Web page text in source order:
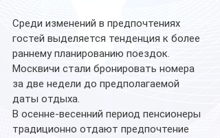
Среди изменений в предпочтениях
гостей выделяется тенденция к более
раннему планированию поездок.
Москвичи стали бронировать номера
за две недели до предполагаемой
даты отдыха.
В осенне-весенний период пенсионеры
традиционно отдают предпочтение